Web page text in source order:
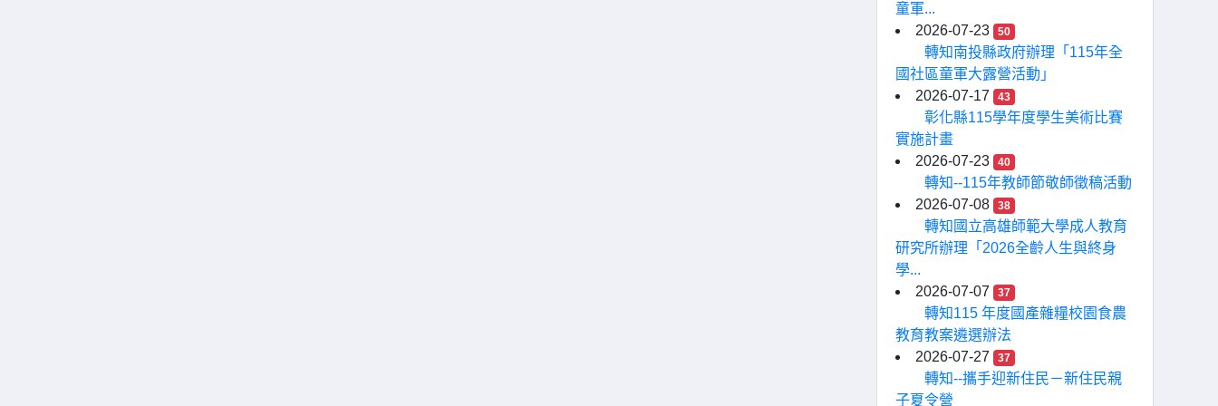
童軍...
2026-07-23
50
轉知南投縣政府辦理「115年全
國社區童軍大露營活動」
2026-07-17
43
彰化縣115學年度學生美術比賽
實施計畫
2026-07-23
40
轉知--115年教師節敬師徵稿活動
2026-07-08
38
轉知國立高雄師範大學成人教育
研究所辦理「2026全齡人生與終身
學...
2026-07-07
37
轉知115 年度國產雜糧校園食農
教育教案遴選辦法
2026-07-27
37
轉知--攜手迎新住民－新住民親
子夏令營